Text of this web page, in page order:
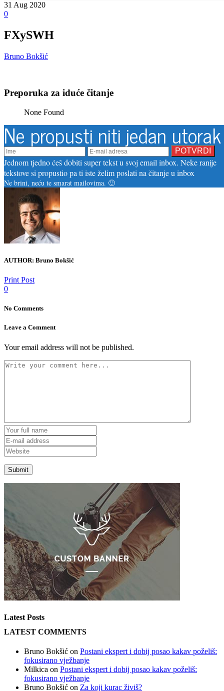
31 Aug 2020
0
FXySWH
Bruno Bokšić
Preporuka za iduće čitanje
None Found
Ne propusti niti jedan utorak
Jednom tjedno ćeš dobiti super tekst u svoj email inbox. Neke ranije
tekstove si propustio pa ti iste želim poslati na čitanje u inbox
Ne brini, neću te smarat mailovima. 🙂
AUTHOR: Bruno Bokšić
Print Post
0
No Comments
Leave a Comment
Your email address will not be published.
Latest Posts
LATEST COMMENTS
Bruno Bokšić on Postani ekspert i dobij posao kakav poželiš:
fokusirano vježbanje
Milkica on Postani ekspert i dobij posao kakav poželiš:
fokusirano vježbanje
Bruno Bokšić on Za koji kurac živiš?